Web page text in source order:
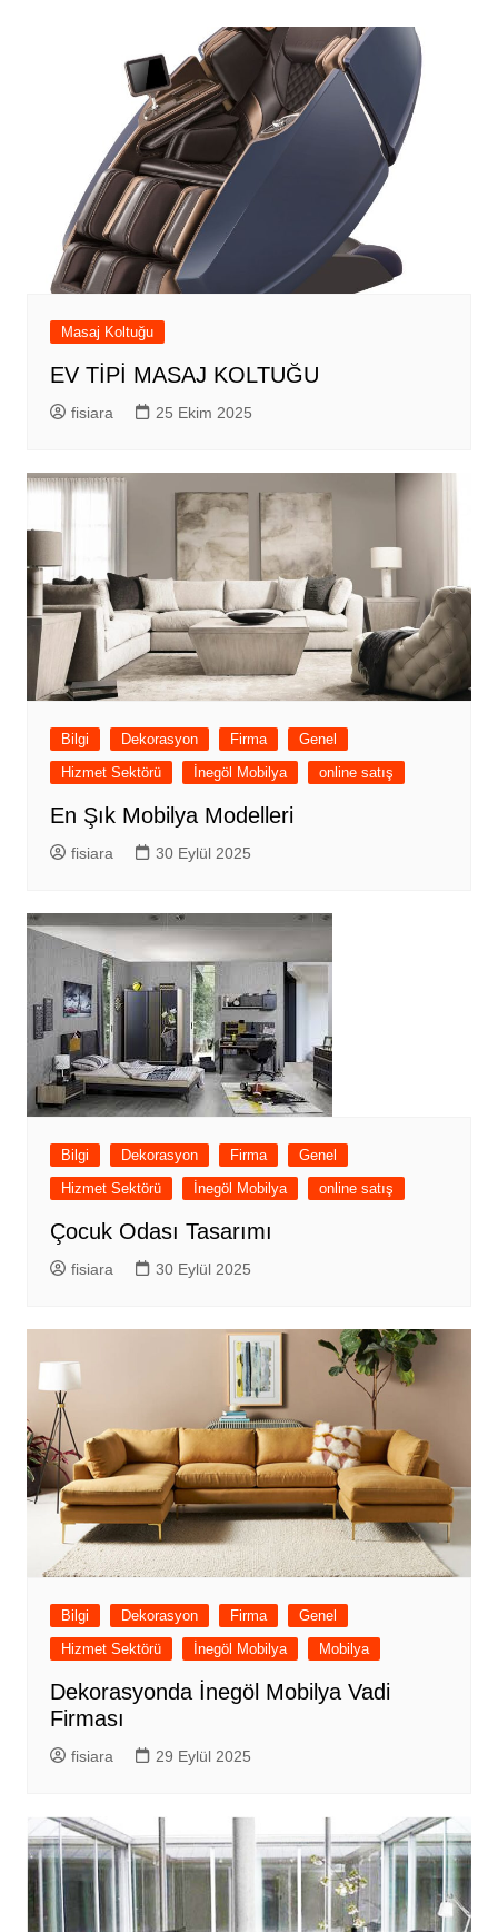
Masaj Koltuğu
EV TİPİ MASAJ KOLTUĞU
fisiara 25 Ekim 2025
Bilgi Dekorasyon Firma
Genel
Hizmet Sektörü
İnegöl Mobilya online satış
En Şık Mobilya Modelleri
fisiara 30 Eylül 2025
Bilgi Dekorasyon Firma
Genel
Hizmet Sektörü
İnegöl Mobilya online satış
Çocuk Odası Tasarımı
fisiara 30 Eylül 2025
Bilgi Dekorasyon Firma
Genel
Hizmet Sektörü
İnegöl Mobilya Mobilya
Dekorasyonda İnegöl Mobilya Vadi
Firması
fisiara 29 Eylül 2025